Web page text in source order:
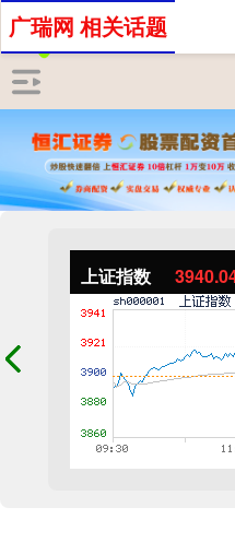
上证指数
广瑞网 相关话题